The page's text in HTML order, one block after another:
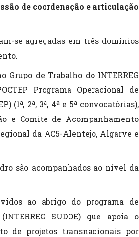
de coordenação e articulação
se agregadas em três domínios
Grupo de Trabalho do INTERREG
Programa Operacional de
(1ª, 2ª, 3ª, 4ª e 5ª convocatórias),
e Comité de Acompanhamento
da AC5-Alentejo, Algarve e
são acompanhados ao nível da
ao abrigo do programa de
SUDOE) que apoia o
de projetos transnacionais por